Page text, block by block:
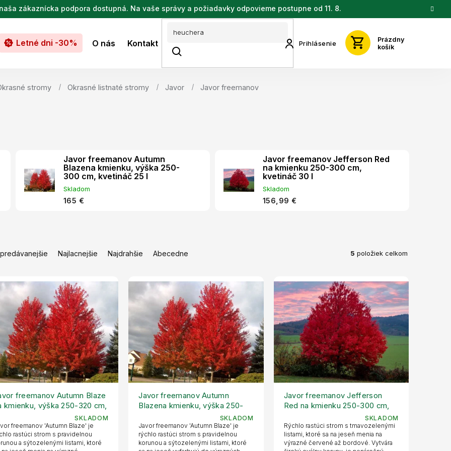
zákaznícka podpora dostupná. Na vaše správy a požiadavky odpovieme postupne od 11. 8.
Prihlásenie
Prázdny
košík
Letné dni -30% O nás Kontakt
stromy Okrasné listnaté stromy Javor Javor freemanov
Javor freemanov Autumn
Blazena kmienku, výška 250-
300 cm, kvetináč 25 l
Skladom
165 €
Javor freemanov Jefferson Red
na kmienku 250-300 cm,
kvetináč 30 l
Skladom
156,99 €
Najlacnejšie Najdrahšie Abecedne 5 položiek celkom
freemanov Autumn Blaze
kmienku, výška 250-320 cm,
SKLADOM
freemanov 'Autumn Blaze' je
rastúci strom s pravidelnou
a sýtozelenými listami, ktoré
Javor freemanov Autumn
Blazena kmienku, výška 250-
SKLADOM
Javor freemanov 'Autumn Blaze' je
rýchlo rastúci strom s pravidelnou
korunou a sýtozelenými listami, ktoré
Javor freemanov Jefferson
Red na kmienku 250-300 cm,
SKLADOM
Rýchlo rastúci strom s tmavozelenými
listami, ktoré sa na jeseň menia na
výrazné červené až bordové. Vytvára